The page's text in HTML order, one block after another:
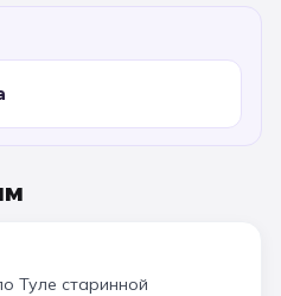
Туле старинной